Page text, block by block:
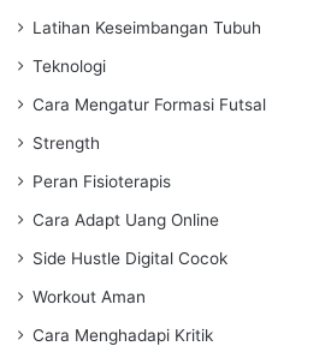
Latihan Keseimbangan Tubuh
Teknologi
Cara Mengatur Formasi Futsal
Strength
Peran Fisioterapis
Cara Adapt Uang Online
Side Hustle Digital Cocok
Workout Aman
Cara Menghadapi Kritik